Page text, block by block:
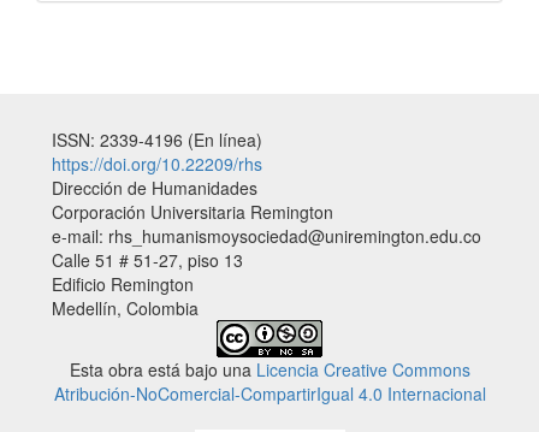
ISSN: 2339-4196 (En línea)
https://doi.org/10.22209/rhs
Dirección de Humanidades
Corporación Universitaria Remington
e-mail: rhs_humanismoysociedad@uniremington.edu.co
Calle 51 # 51-27, piso 13
Edificio Remington
Medellín, Colombia
Esta obra está bajo una Licencia Creative Commons
Atribución-NoComercial-CompartirIgual 4.0 Internacional